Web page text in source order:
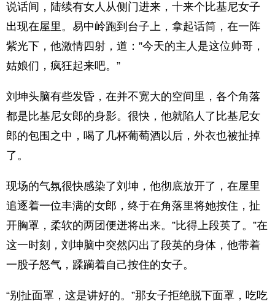
说话间，陆续有女人从侧门进来，十来个比基尼女子
出现在屋里。易中岭跑到台子上，拿起话筒，在一阵
紫光下，他激情四射，道：”今天的主人是这位帅哥，
姑娘们，疯狂起来吧。”
刘坤头脑有些发昏，在并不宽大的空间里，各个角落
都是比基尼女郎的身影。很快，他就陷人了比基尼女
郎的包围之中，喝了几杯葡萄酒以后，外衣也被扯掉
了。
现场的气氛很快感染了刘坤，他彻底放开了，在屋里
追逐着一位丰满的女郎，终于在角落里将她按住，扯
开胸罩，柔软的两团便迸将出来。”比得上段英了。”在
这一时刻，刘坤脑中突然闪出了段英的身体，他带着
一股子怒气，蹂躏着自己按住的女子。
“别扯面罩，这是讲好的。”那女子拒绝脱下面罩，吃吃